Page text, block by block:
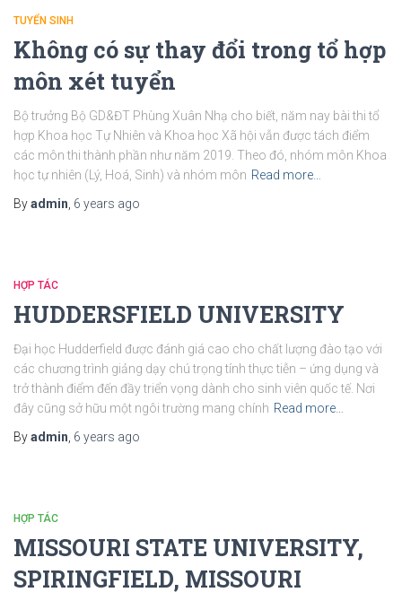
TUYỂN SINH
Không có sự thay đổi trong tổ hợp
môn xét tuyển
Bộ trưởng Bộ GD&ĐT Phùng Xuân Nhạ cho biết, năm nay bài thi tổ
hợp Khoa học Tự Nhiên và Khoa học Xã hội vẫn được tách điểm
các môn thi thành phần như năm 2019. Theo đó, nhóm môn Khoa
học tự nhiên (Lý, Hoá, Sinh) và nhóm môn Read more…
Byadmin 6 years ago
HỢP TÁC
HUDDERSFIELD UNIVERSITY
Đại học Hudderfield được đánh giá cao cho chất lượng đào tạo với
các chương trình giảng dạy chú trọng tính thực tiễn – ứng dụng và
trở thành điểm đến đầy triển vọng dành cho sinh viên quốc tế. Nơi
đây cũng sở hữu một ngôi trường mang chính Read more…
Byadmin 6 years ago
HỢP TÁC
MISSOURI STATE UNIVERSITY,
SPIRINGFIELD, MISSOURI